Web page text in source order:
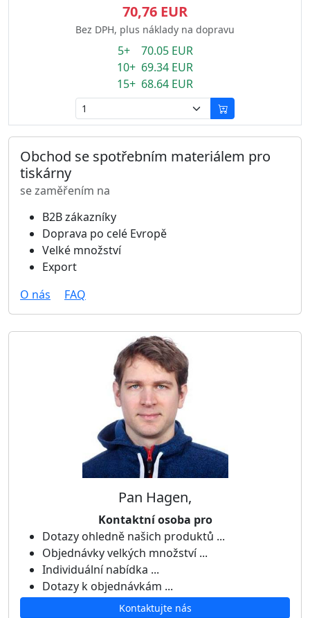
70,76 EUR
Bez DPH, plus náklady na dopravu
5+ 70.05 EUR
10+ 69.34 EUR
15+ 68.64 EUR
Obchod se spotřebním materiálem pro
tiskárny
se zaměřením na
B2B zákazníky
Doprava po celé Evropě
Velké množství
Export
O nás
FAQ
Pan Hagen,
Kontaktní osoba pro
Dotazy ohledně našich produktů ...
Objednávky velkých množství ...
Individuální nabídka ...
Dotazy k objednávkám ...
Kontaktujte nás